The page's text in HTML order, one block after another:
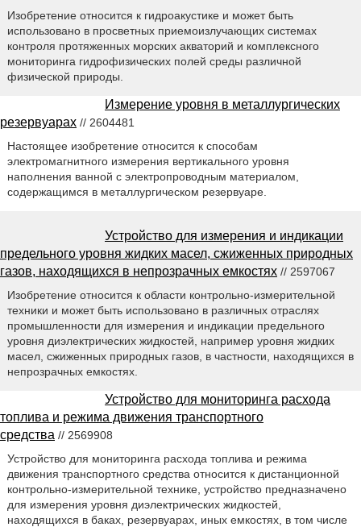
Изобретение относится к гидроакустике и может быть
использовано в просветных приемоизлучающих системах
контроля протяженных морских акваторий и комплексного
мониторинга гидрофизических полей среды различной
физической природы.
Измерение уровня в металлургических
резервуарах // 2604481
Настоящее изобретение относится к способам
электромагнитного измерения вертикального уровня
наполнения ванной с электропроводным материалом,
содержащимся в металлургическом резервуаре.
Устройство для измерения и индикации
предельного уровня жидких масел, сжиженных природных
газов, находящихся в непрозрачных емкостях // 2597067
Изобретение относится к области контрольно-измерительной
техники и может быть использовано в различных отраслях
промышленности для измерения и индикации предельного
уровня диэлектрических жидкостей, например уровня жидких
масел, сжиженных природных газов, в частности, находящихся в
непрозрачных емкостях.
Устройство для мониторинга расхода
топлива и режима движения транспортного
средства // 2569908
Устройство для мониторинга расхода топлива и режима
движения транспортного средства относится к дистанционной
контрольно-измерительной технике, устройство предназначено
для измерения уровня диэлектрических жидкостей,
находящихся в баках, резервуарах, иных емкостях, в том числе